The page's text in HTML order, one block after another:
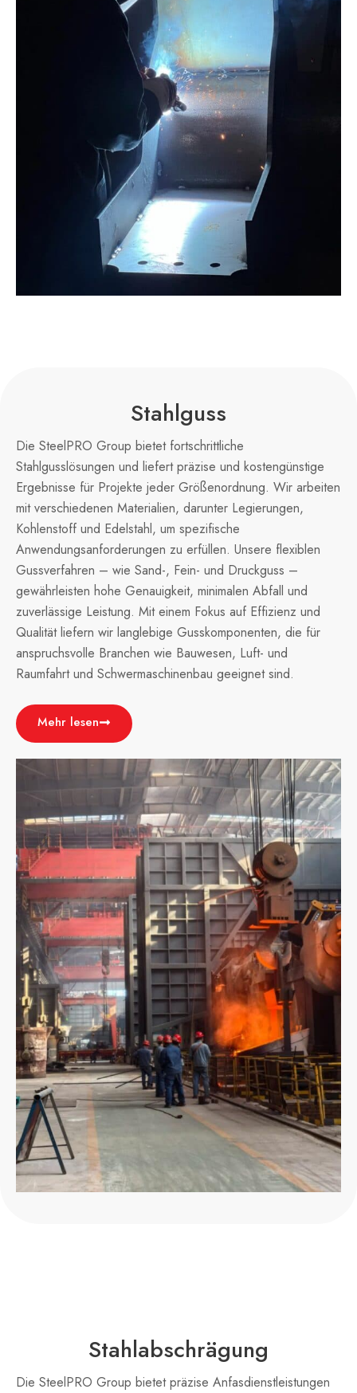
Stahlguss
Die SteelPRO Group bietet fortschrittliche
Stahlgusslösungen und liefert präzise und kostengünstige
Ergebnisse für Projekte jeder Größenordnung. Wir arbeiten
mit verschiedenen Materialien, darunter Legierungen,
Kohlenstoff und Edelstahl, um spezifische
Anwendungsanforderungen zu erfüllen. Unsere flexiblen
Gussverfahren – wie Sand-, Fein- und Druckguss –
gewährleisten hohe Genauigkeit, minimalen Abfall und
zuverlässige Leistung. Mit einem Fokus auf Effizienz und
Qualität liefern wir langlebige Gusskomponenten, die für
anspruchsvolle Branchen wie Bauwesen, Luft- und
Raumfahrt und Schwermaschinenbau geeignet sind.
Mehr lesen
Stahlabschrägung
Die SteelPRO Group bietet präzise Anfasdienstleistungen